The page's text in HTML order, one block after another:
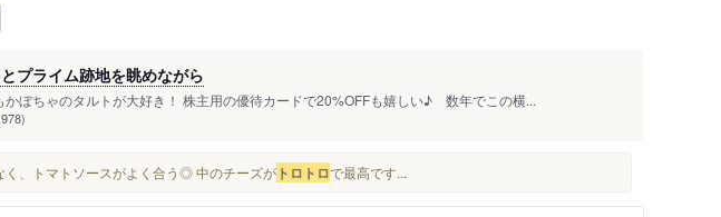
プライム跡地を眺めながら
かぼちゃのタルトが大好き！ 株主用の優待カードで20%OFFも嬉しい♪ 数年でこの横...
く、トマトソースがよく合う◎ 中のチーズが トロ トロで最高です...